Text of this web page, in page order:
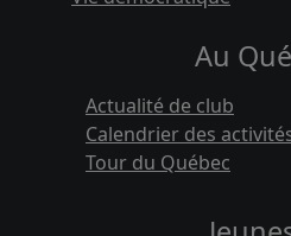
Au
Actualité de club
Calendrier des
Tour du Québec